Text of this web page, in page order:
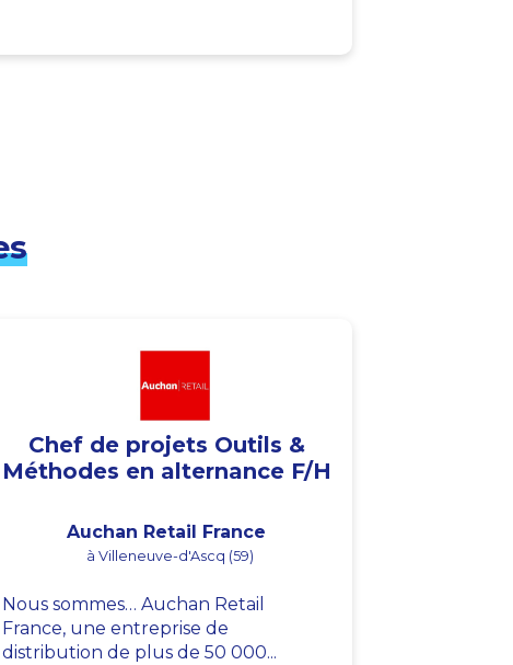
Chef de projets Outils &
Méthodes en alternance F/H
Auchan Retail France
à Villeneuve-d'Ascq (59)
Nous sommes… Auchan Retail
France, une entreprise de
distribution de plus de 50 000...